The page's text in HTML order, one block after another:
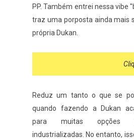
PP. Também entrei nessa vibe
traz uma porposta ainda mais
própria Dukan.
Reduz um tanto o que se
quando fazendo a Dukan
para muitas opções
industrializadas. No entanto,